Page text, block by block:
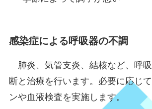
感染症による呼吸器の不調
肺炎、気管支炎、結核など、呼
断と治療を行います。必要に応じ
ンや血液検査を実施します。